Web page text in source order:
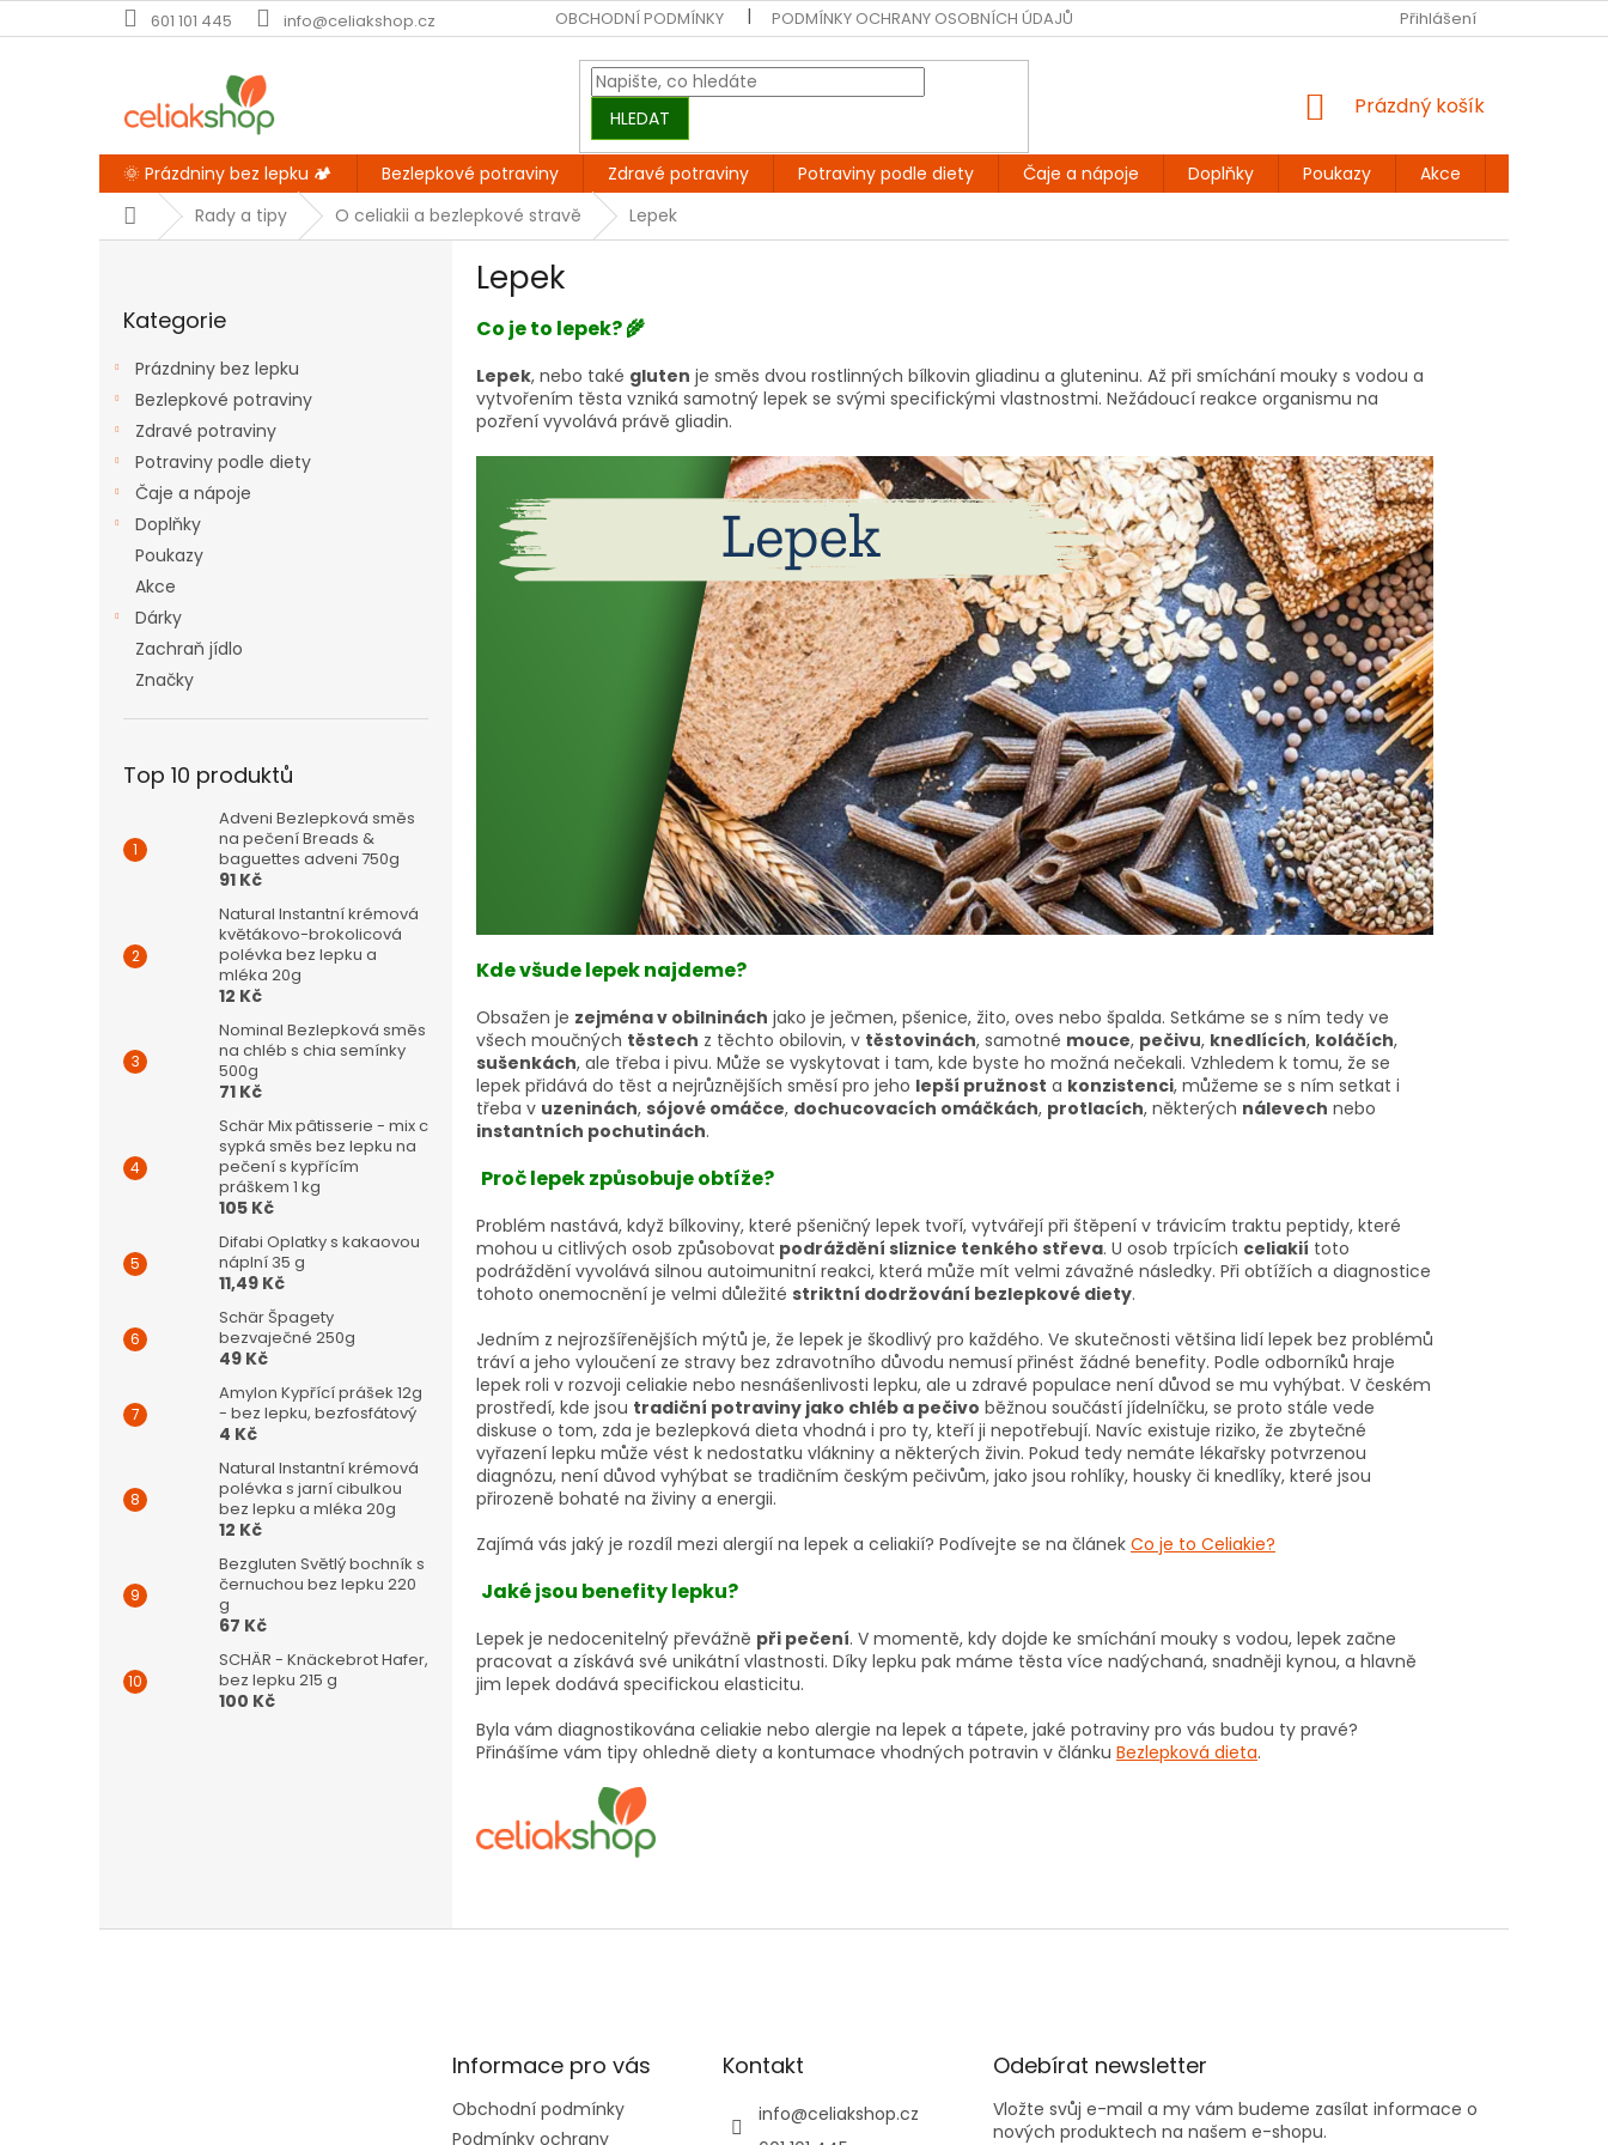
na
601 101 445 info@celiakshop.cz OBCHODNÍ PODMÍNKY PODMÍNKY OCHRANY OSOBNÍCH ÚDAJŮ KONTAKT DOPRAVA A PLATBA
Přihlášení
HLEDAT
NÁKUPNÍ
Prázdný košík
🌞 Prázdniny bez lepku 🏕️ Bezlepkové potraviny Zdravé potraviny Potraviny podle diety Čaje a nápoje Doplňky Poukazy Akce
DomůRady a tipy O celiakii a bezlepkové stravě Lepek
kategorie
Kategorie
Prázdniny bez lepku
Bezlepkové potraviny
Zdravé potraviny
Potraviny podle diety
Čaje a nápoje
Doplňky
Poukazy
Akce
Dárky
Zachraň jídlo
Značky
Top 10 produktů
Adveni Bezlepková směs
na pečení Breads &
baguettes adveni 750g
91 Kč
Natural Instantní krémová
květákovo-brokolicová
polévka bez lepku a
mléka 20g
12 Kč
Nominal Bezlepková směs
na chléb s chia semínky
500g
71 Kč
Schär Mix pâtisserie - mix c
sypká směs bez lepku na
pečení s kypřícím
práškem 1 kg
105 Kč
Difabi Oplatky s kakaovou
náplní 35 g
11,49 Kč
Schär Špagety
bezvaječné 250g
49 Kč
Amylon Kypřící prášek 12g
- bez lepku, bezfosfátový
4 Kč
Natural Instantní krémová
polévka s jarní cibulkou
bez lepku a mléka 20g
12 Kč
Bezgluten Světlý bochník s
černuchou bez lepku 220
g
67 Kč
SCHÄR - Knäckebrot Hafer,
bez lepku 215 g
100 Kč
Lepek
Co je to lepek? 🌾
Lepek, nebo také gluten je směs dvou rostlinných bílkovin gliadinu a gluteninu. Až při smíchání mouky s vodou a
vytvořením těsta vzniká samotný lepek se svými specifickými vlastnostmi. Nežádoucí reakce organismu na
pozření vyvolává právě gliadin.
Kde všude lepek najdeme?
Obsažen je zejména v obilninách jako je ječmen, pšenice, žito, oves nebo špalda. Setkáme se s ním tedy ve
všech moučných těstech z těchto obilovin, v těstovinách, samotné mouce, pečivu, knedlících, koláčích,
sušenkách, ale třeba i pivu. Může se vyskytovat i tam, kde byste ho možná nečekali. Vzhledem k tomu, že se
lepek přidává do těst a nejrůznějších směsí pro jeho lepší pružnost a konzistenci, můžeme se s ním setkat i
třeba v uzeninách, sójové omáčce, dochucovacích omáčkách, protlacích, některých nálevech nebo
instantních pochutinách.
Proč lepek způsobuje obtíže?
Problém nastává, když bílkoviny, které pšeničný lepek tvoří, vytvářejí při štěpení v trávicím traktu peptidy, které
mohou u citlivých osob způsobovat podráždění sliznice tenkého střeva. U osob trpících celiakií toto
podráždění vyvolává silnou autoimunitní reakci, která může mít velmi závažné následky. Při obtížích a diagnostice
tohoto onemocnění je velmi důležité striktní dodržování bezlepkové diety.
Jedním z nejrozšířenějších mýtů je, že lepek je škodlivý pro každého. Ve skutečnosti většina lidí lepek bez problémů
tráví a jeho vyloučení ze stravy bez zdravotního důvodu nemusí přinést žádné benefity. Podle odborníků hraje
lepek roli v rozvoji celiakie nebo nesnášenlivosti lepku, ale u zdravé populace není důvod se mu vyhýbat. V českém
prostředí, kde jsou tradiční potraviny jako chléb a pečivo běžnou součástí jídelníčku, se proto stále vede
diskuse o tom, zda je bezlepková dieta vhodná i pro ty, kteří ji nepotřebují. Navíc existuje riziko, že zbytečné
vyřazení lepku může vést k nedostatku vlákniny a některých živin. Pokud tedy nemáte lékařsky potvrzenou
diagnózu, není důvod vyhýbat se tradičním českým pečivům, jako jsou rohlíky, housky či knedlíky, které jsou
přirozeně bohaté na živiny a energii.
Zajímá vás jaký je rozdíl mezi alergií na lepek a celiakií? Podívejte se na článek Co je to Celiakie?
Jaké jsou benefity lepku?
Lepek je nedocenitelný převážně při pečení. V momentě, kdy dojde ke smíchání mouky s vodou, lepek začne
pracovat a získává své unikátní vlastnosti. Díky lepku pak máme těsta více nadýchaná, snadněji kynou, a hlavně
jim lepek dodává specifickou elasticitu.
Byla vám diagnostikována celiakie nebo alergie na lepek a tápete, jaké potraviny pro vás budou ty pravé?
Přinášíme vám tipy ohledně diety a kontumace vhodných potravin v článku Bezlepková dieta.
Informace pro vás
Obchodní podmínky
Podmínky ochrany
Kontakt
info@celiakshop.cz
Odebírat newsletter
Vložte svůj e-mail a my vám budeme zasílat informace o
nových produktech na našem e-shopu.